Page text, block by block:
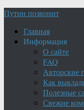
Путин позвонит
Главная
Информация
О сайте
FAQ
Авторские
Как
Полезные
Свежие